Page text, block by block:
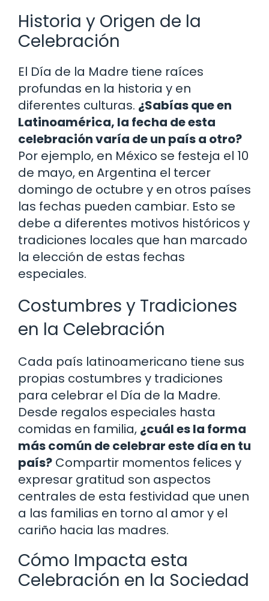
Historia y Origen de la
Celebración
El Día de la Madre tiene raíces
profundas en la historia y en
diferentes culturas. ¿Sabías que en
Latinoamérica, la fecha de esta
celebración varía de un país a otro?
Por ejemplo, en México se festeja el 10
de mayo, en Argentina el tercer
domingo de octubre y en otros países
las fechas pueden cambiar. Esto se
debe a diferentes motivos históricos y
tradiciones locales que han marcado
la elección de estas fechas
especiales.
Costumbres y Tradiciones
en la Celebración
Cada país latinoamericano tiene sus
propias costumbres y tradiciones
para celebrar el Día de la Madre.
Desde regalos especiales hasta
comidas en familia, ¿cuál es la forma
más común de celebrar este día en tu
país? Compartir momentos felices y
expresar gratitud son aspectos
centrales de esta festividad que unen
a las familias en torno al amor y el
cariño hacia las madres.
Cómo Impacta esta
Celebración en la Sociedad